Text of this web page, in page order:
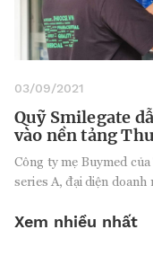
03/09/2021
Quỹ Smilegate
vào nền tảng
Công ty mẹ Buymed
series A, đại diện doanh
Xem nhiều nhất